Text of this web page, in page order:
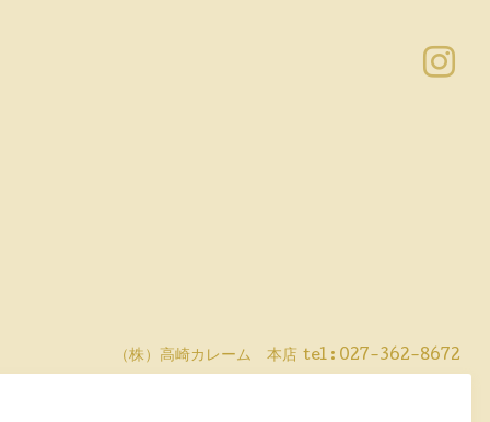
（株）高崎カレーム 本店 tel : 027-362-8672